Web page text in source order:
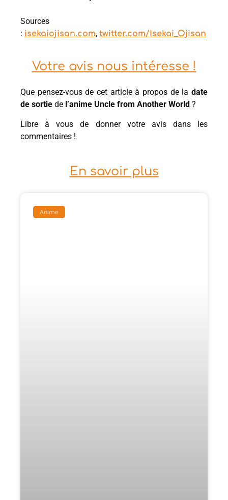
Sources
: isekaiojisan.com, twitter.com/Isekai_Ojisan
Votre avis nous intéresse !
Que pensez-vous de cet article à propos de la date
de sortie de l’anime Uncle from Another World ?
Libre à vous de donner votre avis dans les
commentaires !
En savoir plus
Anime